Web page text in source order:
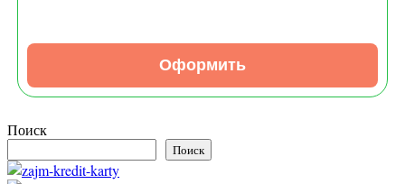
Оформить
Поиск
Поиск